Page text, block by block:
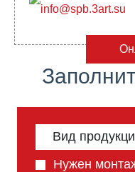
info@spb.3art.su
Нужен